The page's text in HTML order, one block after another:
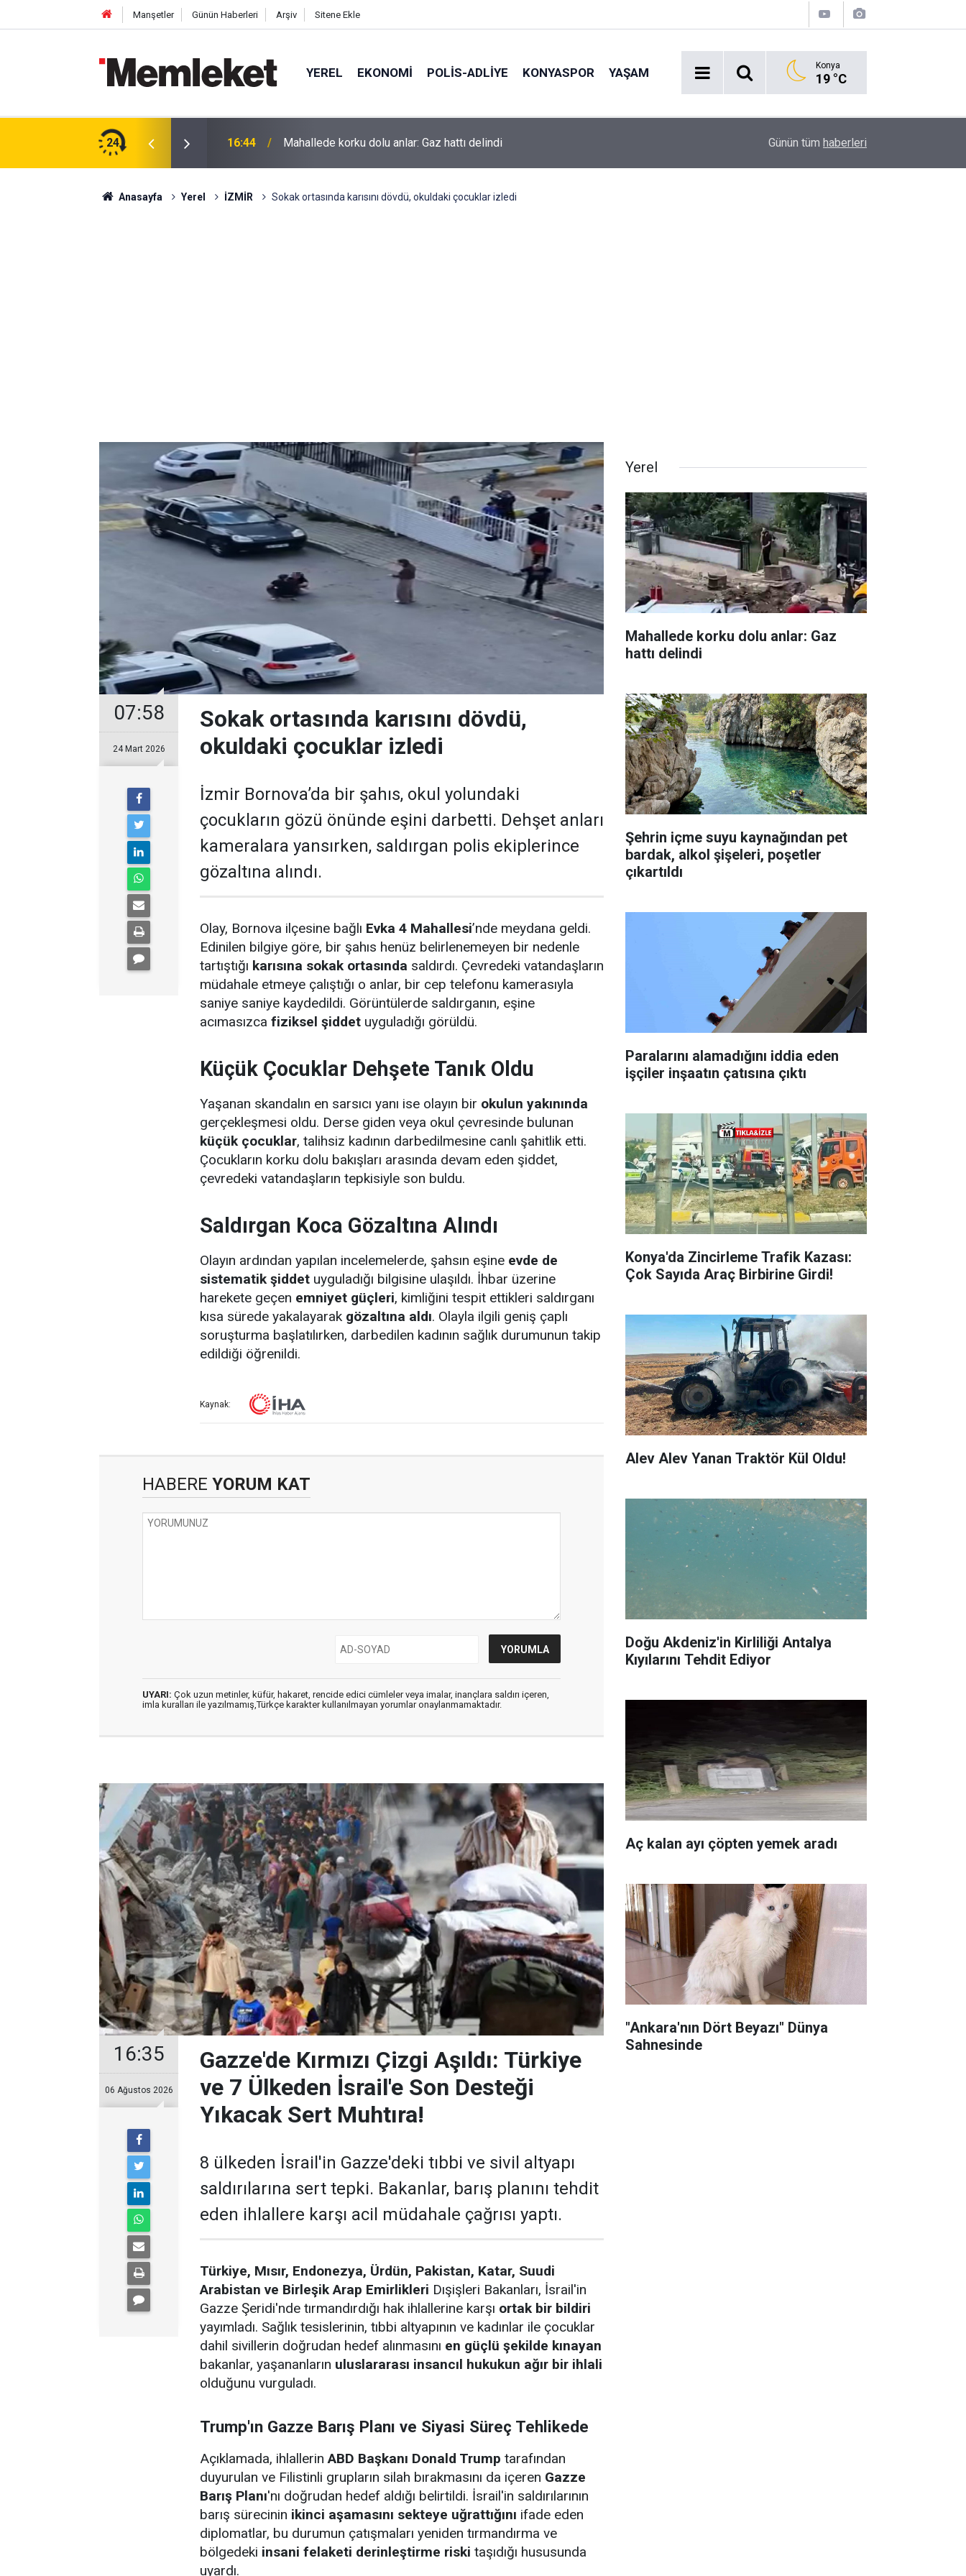
Manşetler Günün Haberleri Arşiv Sitene Ekle
YEREL EKONOMI POLİS-ADLİYE KONYASPOR YAŞAM Konya
19 °C
24
sonra nikâh masasına oturdu 16:44 Mahallede korku dolu anlar: Gaz hattı delindi Akaryakıt İstasyonunda Panik: Lastikçi
Günün tüm haberleri
Anasayfa Yerel İZMİR Sokak ortasında karısını dövdü, okuldaki çocuklar izledi
07:58
24 Mart 2026
Sokak ortasında karısını dövdü,
okuldaki çocuklar izledi
İzmir Bornova’da bir şahıs, okul yolundaki
çocukların gözü önünde eşini darbetti. Dehşet anları
kameralara yansırken, saldırgan polis ekiplerince
gözaltına alındı.
Olay, Bornova ilçesine bağlı Evka 4 Mahallesi’nde meydana geldi.
Edinilen bilgiye göre, bir şahıs henüz belirlenemeyen bir nedenle
tartıştığı karısına sokak ortasında saldırdı. Çevredeki vatandaşların
müdahale etmeye çalıştığı o anlar, bir cep telefonu kamerasıyla
saniye saniye kaydedildi. Görüntülerde saldırganın, eşine
acımasızca fiziksel şiddet uyguladığı görüldü.
Küçük Çocuklar Dehşete Tanık Oldu
Yaşanan skandalın en sarsıcı yanı ise olayın bir okulun yakınında
gerçekleşmesi oldu. Derse giden veya okul çevresinde bulunan
küçük çocuklar, talihsiz kadının darbedilmesine canlı şahitlik etti.
Çocukların korku dolu bakışları arasında devam eden şiddet,
çevredeki vatandaşların tepkisiyle son buldu.
Saldırgan Koca Gözaltına Alındı
Olayın ardından yapılan incelemelerde, şahsın eşine evde de
sistematik şiddet uyguladığı bilgisine ulaşıldı. İhbar üzerine
harekete geçen emniyet güçleri, kimliğini tespit ettikleri saldırganı
kısa sürede yakalayarak gözaltına aldı. Olayla ilgili geniş çaplı
soruşturma başlatılırken, darbedilen kadının sağlık durumunun takip
edildiği öğrenildi.
Kaynak:
HABERE YORUM KAT
UYARI: Çok uzun metinler, küfür, hakaret, rencide edici cümleler veya imalar, inançlara saldırı içeren,
imla kuralları ile yazılmamış,Türkçe karakter kullanılmayan yorumlar onaylanmamaktadır.
16:35
06 Ağustos 2026
Gazze'de Kırmızı Çizgi Aşıldı: Türkiye
ve 7 Ülkeden İsrail'e Son Desteği
Yıkacak Sert Muhtıra!
8 ülkeden İsrail'in Gazze'deki tıbbi ve sivil altyapı
saldırılarına sert tepki. Bakanlar, barış planını tehdit
eden ihlallere karşı acil müdahale çağrısı yaptı.
Türkiye, Mısır, Endonezya, Ürdün, Pakistan, Katar, Suudi
Arabistan ve Birleşik Arap Emirlikleri Dışişleri Bakanları, İsrail'in
Gazze Şeridi'nde tırmandırdığı hak ihlallerine karşı ortak bir bildiri
yayımladı. Sağlık tesislerinin, tıbbi altyapının ve kadınlar ile çocuklar
dahil sivillerin doğrudan hedef alınmasını en güçlü şekilde kınayan
bakanlar, yaşananların uluslararası insancıl hukukun ağır bir ihlali
olduğunu vurguladı.
Trump'ın Gazze Barış Planı ve Siyasi Süreç Tehlikede
Açıklamada, ihlallerinABD Başkanı Donald Trump tarafından
duyurulan ve Filistinli grupların silah bırakmasını da içeren Gazze
Barış Planı'nı doğrudan hedef aldığı belirtildi. İsrail'in saldırılarının
barış sürecinin ikinci aşamasını sekteye uğrattığını ifade eden
diplomatlar, bu durumun çatışmaları yeniden tırmandırma ve
bölgedeki insani felaketi derinleştirme riski taşıdığı hususunda
uyardı.
Yerel
Mahallede korku dolu anlar: Gaz
hattı delindi
Şehrin içme suyu kaynağından pet
bardak, alkol şişeleri, poşetler
çıkartıldı
Paralarını alamadığını iddia eden
işçiler inşaatın çatısına çıktı
Konya'da Zincirleme Trafik Kazası:
Çok Sayıda Araç Birbirine Girdi!
Alev Alev Yanan Traktör Kül Oldu!
Doğu Akdeniz'in Kirliliği Antalya
Kıyılarını Tehdit Ediyor
Aç kalan ayı çöpten yemek aradı
"Ankara'nın Dört Beyazı" Dünya
Sahnesinde